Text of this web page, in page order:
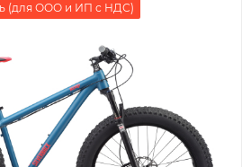
(для ООО и ИП с НДС)